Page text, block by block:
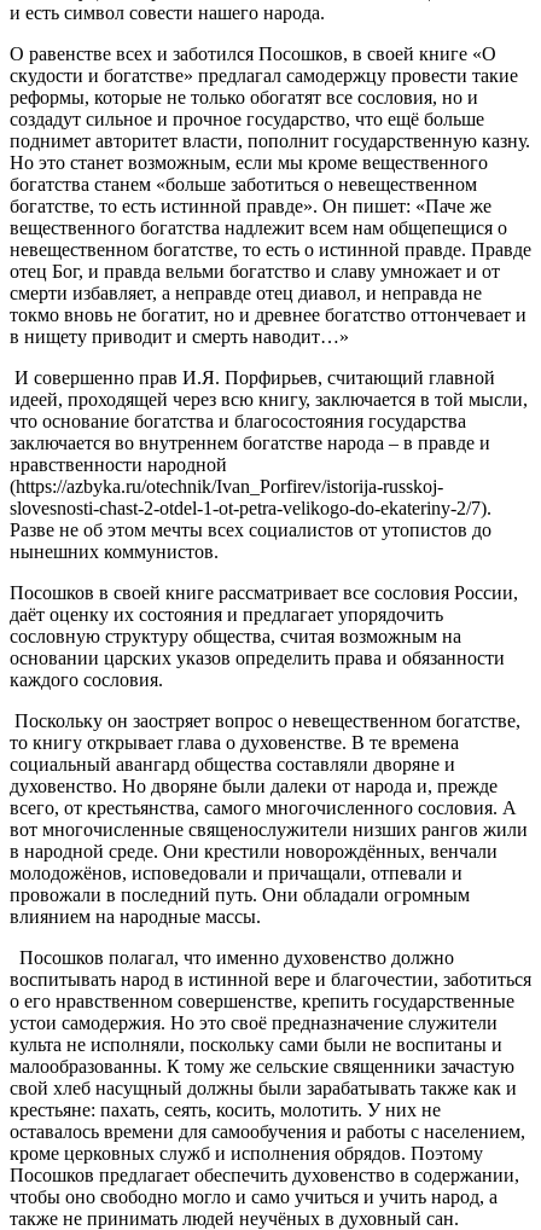
и есть символ совести нашего народа.
О равенстве всех и заботился Посошков, в своей книге «О
скудости и богатстве» предлагал самодержцу провести такие
реформы, которые не только обогатят все сословия, но и
создадут сильное и прочное государство, что ещё больше
поднимет авторитет власти, пополнит государственную казну.
Но это станет возможным, если мы кроме вещественного
богатства станем «больше заботиться о невещественном
богатстве, то есть истинной правде». Он пишет: «Паче же
вещественного богатства надлежит всем нам ​обще​​пещися​ о
невещественном богатстве, то есть о истинной правде. Правде
отец Бог, и правда ​вельми​ богатство и славу умножает и от
смерти избавляет, а неправде отец диавол, и неправда не
токмо вновь не ​богатит​, но и древнее богатство оттончевает и
в нищету ​приво​дит​ и смерть наводит…»
И совершенно прав И.Я. Порфирьев, считающий главной
идеей, проходящей через всю книгу, заключается в той мысли,
что основание богатства и благосостояния государства
заключается во внутреннем богатстве народа – в правде и
нравственности народной
(https://azbyka.ru/otechnik/Ivan_Porfirev/istorija-russkoj-
slovesnosti-chast-2-otdel-1-ot-petra-velikogo-do-ekateriny-2/7).
Разве не об этом мечты всех социалистов от утопистов до
нынешних коммунистов.
Посошков в своей книге рассматривает все сословия России,
даёт оценку их состояния и предлагает упорядочить
сословную структуру общества, считая возможным на
основании царских указов определить права и обязанности
каждого сословия.
Поскольку он заостряет вопрос о невещественном богатстве,
то книгу открывает глава о духовенстве. В те времена
социальный авангард общества составляли дворяне и
духовенство. Но дворяне были далеки от народа и, прежде
всего, от крестьянства, самого многочисленного сословия. А
вот многочисленные священослужители низших рангов жили
в народной среде. Они крестили новорождённых, венчали
молодожёнов, исповедовали и причащали, отпевали и
провожали в последний путь. Они обладали огромным
влиянием на народные массы.
Посошков полагал, что именно духовенство должно
воспитывать народ в истинной вере и благочестии, заботиться
о его нравственном совершенстве, крепить государственные
устои самодержия. Но это своё предназначение служители
культа не исполняли, поскольку сами были не воспитаны и
малообразованны. К тому же сельские священники зачастую
свой хлеб насущный должны были зарабатывать также как и
крестьяне: пахать, сеять, косить, молотить. У них не
оставалось времени для самообучения и работы с населением,
кроме церковных служб и исполнения обрядов. Поэтому
Посошков предлагает обеспечить духовенство в содержании,
чтобы оно свободно могло и само учиться и учить народ, а
также не принимать людей неучёных в духовный сан.